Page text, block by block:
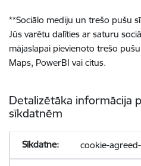
**Sociālo mediju un trešo pušu
Jūs varētu dalīties ar saturu
mājaslapai pievienoto trešo
Maps, PowerBI vai citus.
Detalizētāka informācija
sīkdatnēm
cookie-